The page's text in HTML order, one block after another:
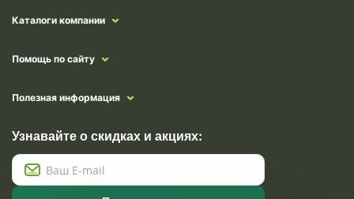
Каталоги компании
Помощь по сайту
Полезная информация
Узнавайте о скидках и акциях: